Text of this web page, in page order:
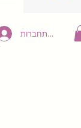
להתחברות